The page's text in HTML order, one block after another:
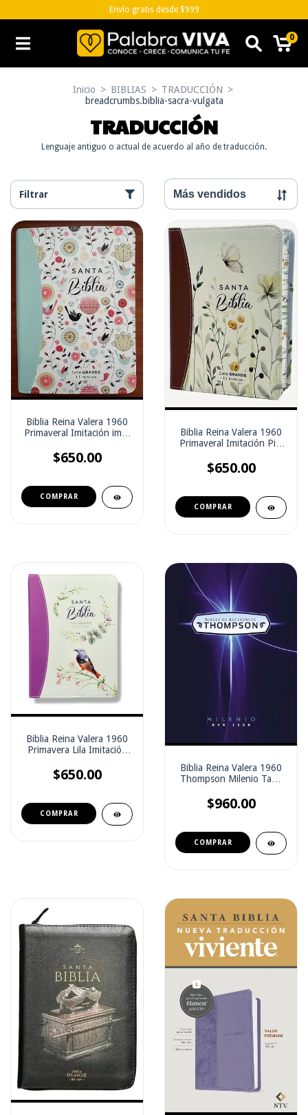
Envío gratis desde $999
0
Inicio > BIBLIAS > TRADUCCIÓN >
breadcrumbs.biblia-sacra-vulgata
TRADUCCIÓN
Lenguaje antiguo o actual de acuerdo al año de traducción.
Filtrar
Biblia Reina Valera 1960
Primaveral Imitación imit.
$650.00
Biblia Reina Valera 1960
Primaveral Imitación Piel
$650.00
Biblia Reina Valera 1960
Primavera Lila Imitación
$650.00
Biblia Reina Valera 1960
Thompson Milenio Tapa
$960.00